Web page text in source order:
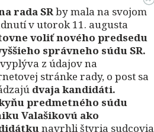
rada SRby mala na svojom
v utorok 11. augusta
voliť nového predsedu
správneho súdu SR.
z údajov na
stránke rady, o post sa
dvaja kandidáti.
predmetného súdu
Valašikovú ako
navrhli štyria sudcovia